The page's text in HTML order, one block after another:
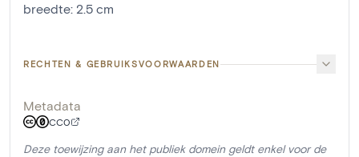
breedte: 2.5 cm
RECHTEN & GEBRUIKSVOORWAARDEN
Metadata
CC0
Deze toewijzing aan het publiek domein geldt enkel voor de